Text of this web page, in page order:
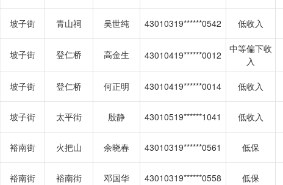
坡子街 青山祠 吴世纯 43010319******0542 低收入
坡子街 登仁桥 高金生 43010419******0012
中等偏下收
入
坡子街 登仁桥 何正明 43010419******0014 低收入
坡子街 太平街 殷静 43010519******1041 低收入
裕南街 火把山 余晓春 43010319******0561 低保
裕南街 裕南街 邓国华 43010319******0558 低保